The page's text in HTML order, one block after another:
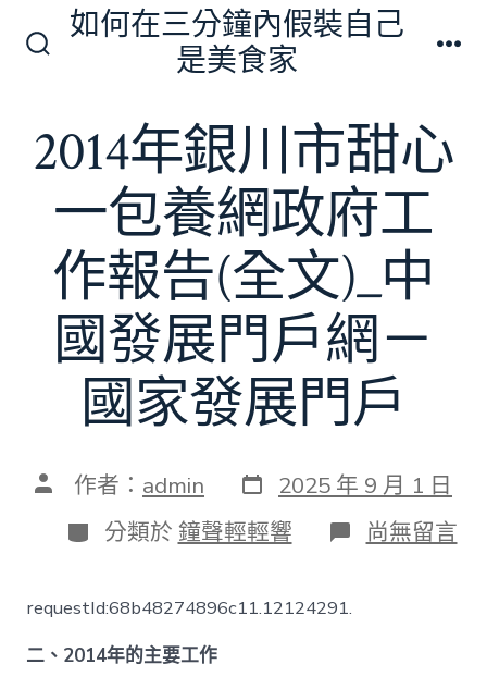
換
開
關
如何在三分鐘內假裝自己
是美食家
2014年銀川市甜心
一包養網政府工
作報告(全文)_中
國發展門戶網－
國家發展門戶
文 作者： admin 發
表
日
期
2025 年 9 月 1 日
分
類
分類於 鐘聲輕輕響 在
〈2014
尚無留言
requestId:68b48274896c11.12124291.
二、2014年的主要工作